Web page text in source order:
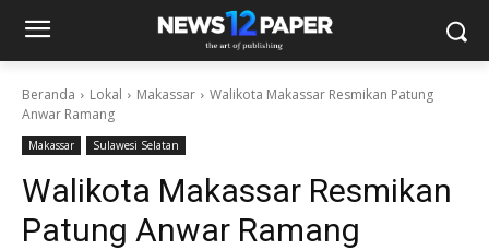
Beranda Lokal Makassar
Walikota Makassar Resmikan Patung
Anwar Ramang
Makassar Sulawesi Selatan
Walikota Makassar Resmikan
Patung Anwar Ramang